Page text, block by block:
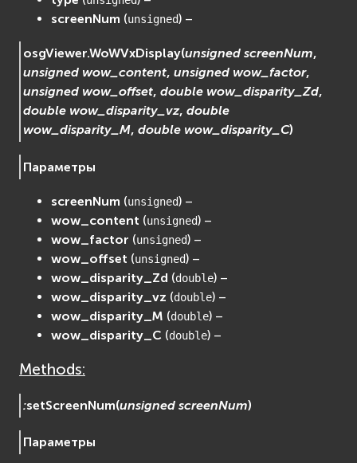
screenNum (unsigned) –
osgViewer.WoWVxDisplay(unsigned screenNum,
unsigned wow_content,unsigned wow_factor,
unsigned wow_offset,double wow_disparity_Zd,
double wow_disparity_vz,double
wow_disparity_M,double wow_disparity_C)
Параметры
screenNum (unsigned) –
wow_content (unsigned) –
wow_factor (unsigned) –
wow_offset (unsigned) –
wow_disparity_Zd (double) –
wow_disparity_vz (double) –
wow_disparity_M (double) –
wow_disparity_C (double) –
Methods:
:setScreenNum(unsigned screenNum)
Параметры